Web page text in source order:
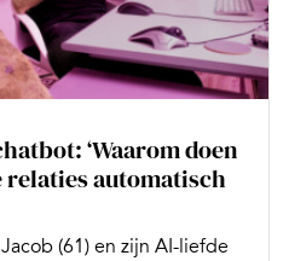
‘Waarom doen
automatisch
(61) en zijn AI-liefde